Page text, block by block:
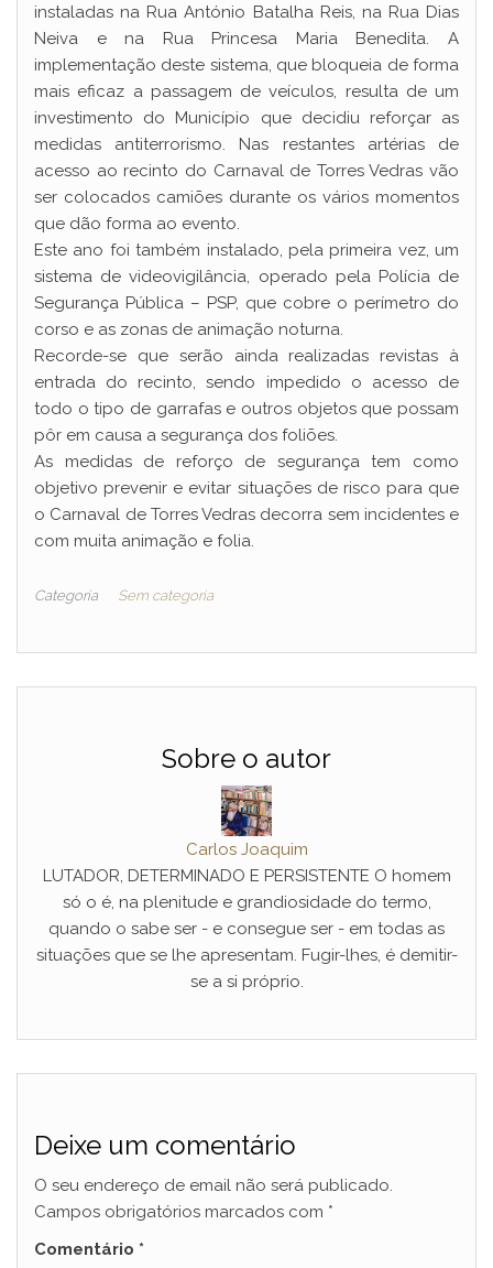
instaladas na Rua António Batalha Reis, na Rua Dias
Neiva e na Rua Princesa Maria Benedita. A
implementação deste sistema, que bloqueia de forma
mais eficaz a passagem de veículos, resulta de um
investimento do Município que decidiu reforçar as
medidas antiterrorismo. Nas restantes artérias de
acesso ao recinto do Carnaval de Torres Vedras vão
ser colocados camiões durante os vários momentos
que dão forma ao evento.
Este ano foi também instalado, pela primeira vez, um
sistema de videovigilância, operado pela Polícia de
Segurança Pública – PSP, que cobre o perímetro do
corso e as zonas de animação noturna.
Recorde-se que serão ainda realizadas revistas à
entrada do recinto, sendo impedido o acesso de
todo o tipo de garrafas e outros objetos que possam
pôr em causa a segurança dos foliões.
As medidas de reforço de segurança tem como
objetivo prevenir e evitar situações de risco para que
o Carnaval de Torres Vedras decorra sem incidentes e
com muita animação e folia.
Categoria Sem categoria
Sobre o autor
Carlos Joaquim
LUTADOR, DETERMINADO E PERSISTENTE O homem
só o é, na plenitude e grandiosidade do termo,
quando o sabe ser - e consegue ser - em todas as
situações que se lhe apresentam. Fugir-lhes, é demitir-
se a si próprio.
Deixe um comentário
O seu endereço de email não será publicado.
Campos obrigatórios marcados com *
Comentário *